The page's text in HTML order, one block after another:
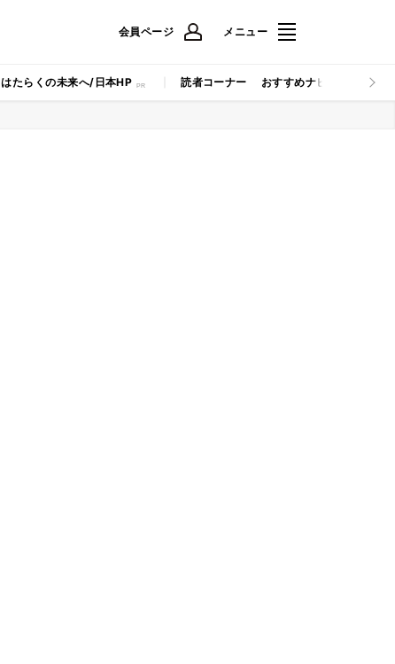
会員ページ メニュー
はたらくの未来へ/日本HP 読者コーナー おすすめナビ マイナビ